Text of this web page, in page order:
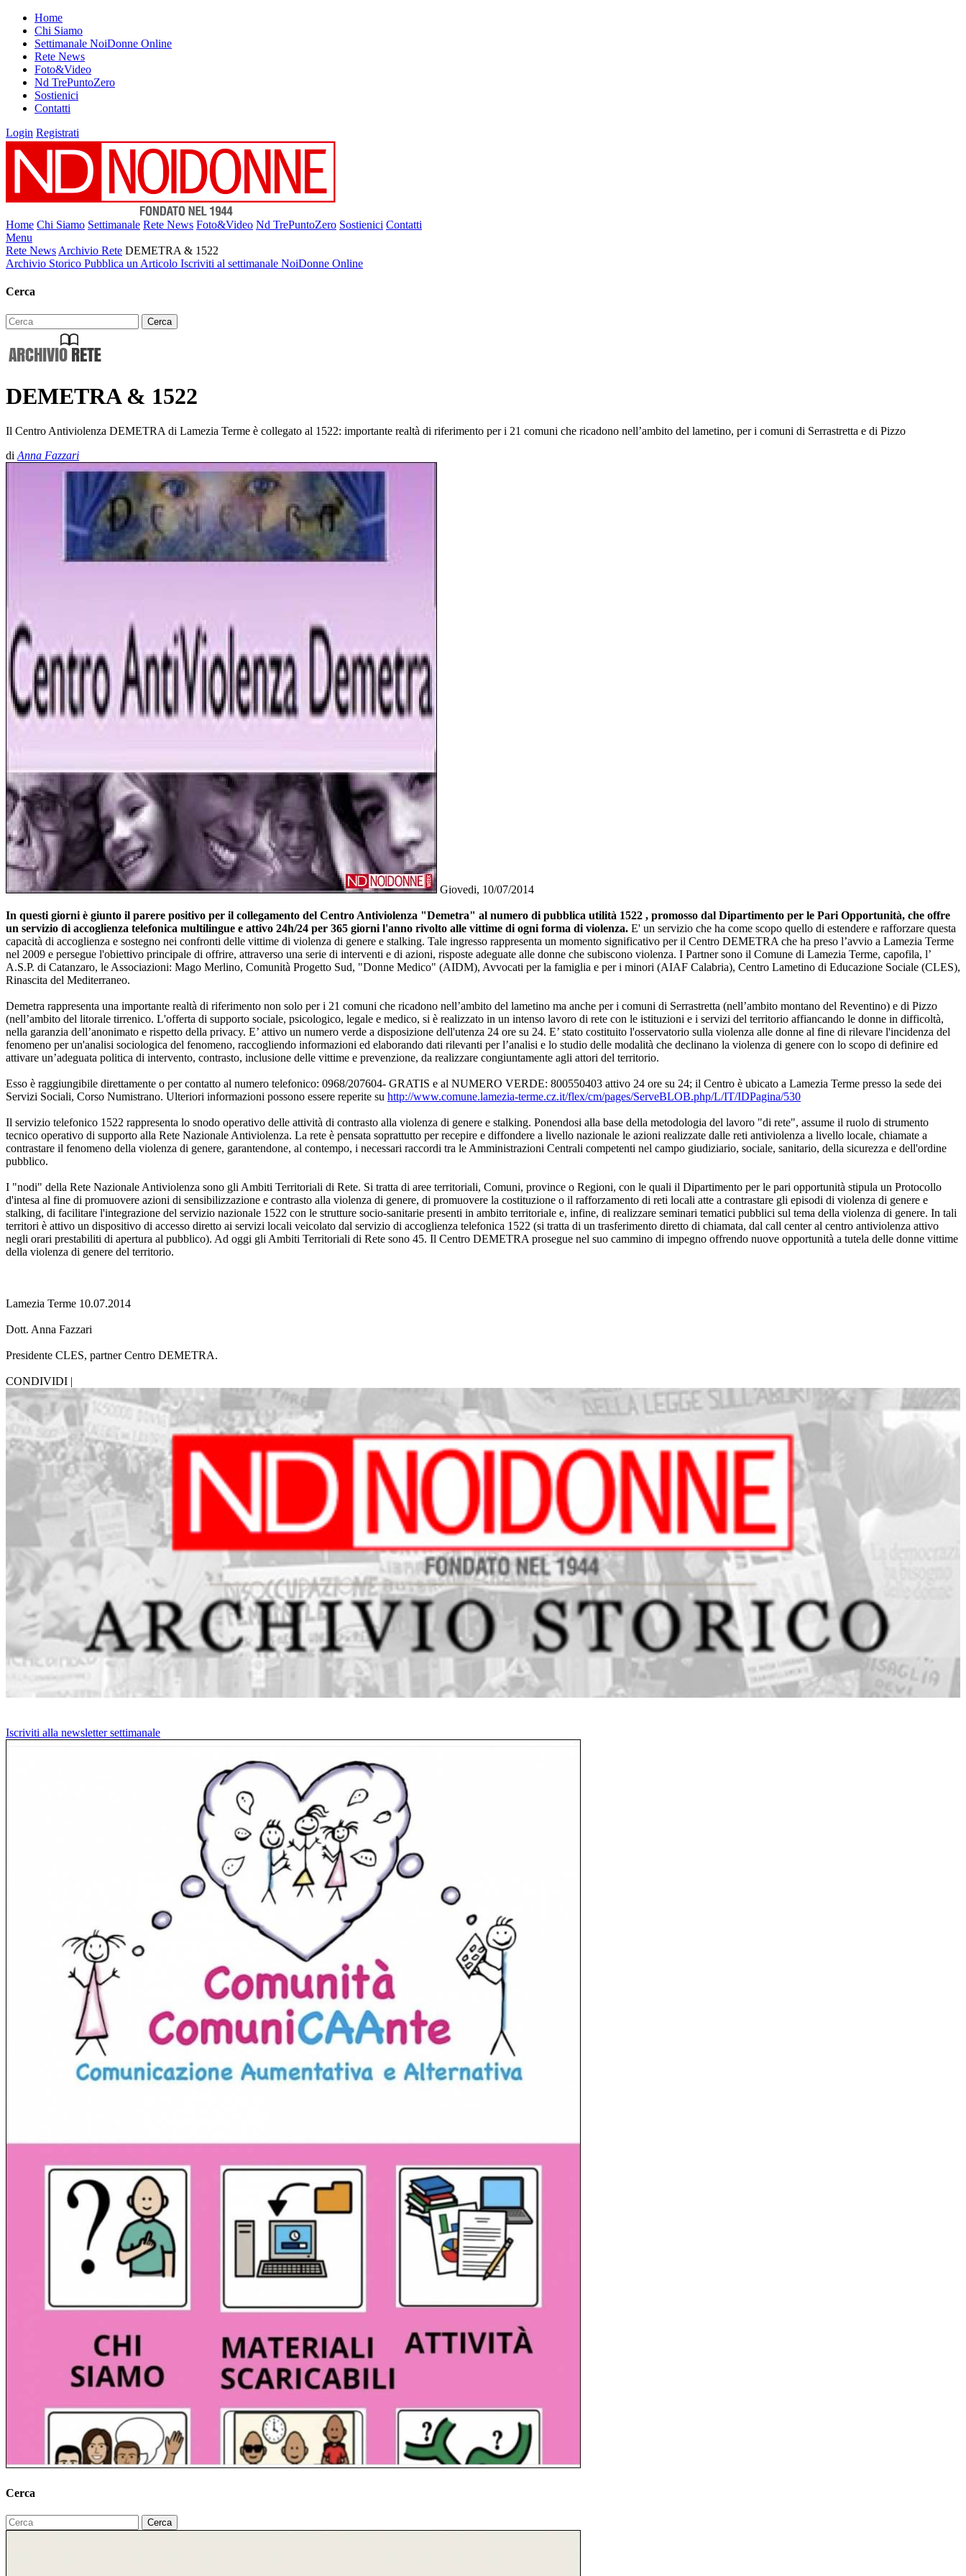
Home
Chi Siamo
Settimanale NoiDonne Online
Rete News
Foto&Video
Nd TrePuntoZero
Sostienici
Contatti
Login Registrati
Home Chi Siamo Settimanale Rete News Foto&Video Nd TrePuntoZero Sostienici Contatti
Menu
Rete News Archivio Rete DEMETRA & 1522
Archivio Storico Pubblica un Articolo Iscriviti al settimanale NoiDonne Online
Cerca
DEMETRA & 1522
Il Centro Antiviolenza DEMETRA di Lamezia Terme è collegato al 1522: importante realtà di riferimento per i 21 comuni che ricadono nell’ambito del lametino, per i comuni di Serrastretta e di Pizzo
diAnna Fazzari
Giovedi, 10/07/2014
In questi giorni è giunto il parere positivo per il collegamento del Centro Antiviolenza "Demetra" al numero di pubblica utilità 1522 , promosso dal Dipartimento per le Pari Opportunità, che offre
un servizio di accoglienza telefonica multilingue e attivo 24h/24 per 365 giorni l'anno rivolto alle vittime di ogni forma di violenza. E' un servizio che ha come scopo quello di estendere e rafforzare questa
capacità di accoglienza e sostegno nei confronti delle vittime di violenza di genere e stalking. Tale ingresso rappresenta un momento significativo per il Centro DEMETRA che ha preso l’avvio a Lamezia Terme
nel 2009 e persegue l'obiettivo principale di offrire, attraverso una serie di interventi e di azioni, risposte adeguate alle donne che subiscono violenza. I Partner sono il Comune di Lamezia Terme, capofila, l’
A.S.P. di Catanzaro, le Associazioni: Mago Merlino, Comunità Progetto Sud, "Donne Medico" (AIDM), Avvocati per la famiglia e per i minori (AIAF Calabria), Centro Lametino di Educazione Sociale (CLES),
Rinascita del Mediterraneo.
Demetra rappresenta una importante realtà di riferimento non solo per i 21 comuni che ricadono nell’ambito del lametino ma anche per i comuni di Serrastretta (nell’ambito montano del Reventino) e di Pizzo
(nell’ambito del litorale tirrenico. L'offerta di supporto sociale, psicologico, legale e medico, si è realizzato in un intenso lavoro di rete con le istituzioni e i servizi del territorio affiancando le donne in difficoltà,
nella garanzia dell’anonimato e rispetto della privacy. E’ attivo un numero verde a disposizione dell'utenza 24 ore su 24. E’ stato costituito l'osservatorio sulla violenza alle donne al fine di rilevare l'incidenza del
fenomeno per un'analisi sociologica del fenomeno, raccogliendo informazioni ed elaborando dati rilevanti per l’analisi e lo studio delle modalità che declinano la violenza di genere con lo scopo di definire ed
attivare un’adeguata politica di intervento, contrasto, inclusione delle vittime e prevenzione, da realizzare congiuntamente agli attori del territorio.
Esso è raggiungibile direttamente o per contatto al numero telefonico: 0968/207604- GRATIS e al NUMERO VERDE: 800550403 attivo 24 ore su 24; il Centro è ubicato a Lamezia Terme presso la sede dei
Servizi Sociali, Corso Numistrano. Ulteriori informazioni possono essere reperite su http://www.comune.lamezia-terme.cz.it/flex/cm/pages/ServeBLOB.php/L/IT/IDPagina/530
Il servizio telefonico 1522 rappresenta lo snodo operativo delle attività di contrasto alla violenza di genere e stalking. Ponendosi alla base della metodologia del lavoro "di rete", assume il ruolo di strumento
tecnico operativo di supporto alla Rete Nazionale Antiviolenza. La rete è pensata soprattutto per recepire e diffondere a livello nazionale le azioni realizzate dalle reti antiviolenza a livello locale, chiamate a
contrastare il fenomeno della violenza di genere, garantendone, al contempo, i necessari raccordi tra le Amministrazioni Centrali competenti nel campo giudiziario, sociale, sanitario, della sicurezza e dell'ordine
pubblico.
I "nodi" della Rete Nazionale Antiviolenza sono gli Ambiti Territoriali di Rete. Si tratta di aree territoriali, Comuni, province o Regioni, con le quali il Dipartimento per le pari opportunità stipula un Protocollo
d'intesa al fine di promuovere azioni di sensibilizzazione e contrasto alla violenza di genere, di promuovere la costituzione o il rafforzamento di reti locali atte a contrastare gli episodi di violenza di genere e
stalking, di facilitare l'integrazione del servizio nazionale 1522 con le strutture socio-sanitarie presenti in ambito territoriale e, infine, di realizzare seminari tematici pubblici sul tema della violenza di genere. In tali
territori è attivo un dispositivo di accesso diretto ai servizi locali veicolato dal servizio di accoglienza telefonica 1522 (si tratta di un trasferimento diretto di chiamata, dal call center al centro antiviolenza attivo
negli orari prestabiliti di apertura al pubblico). Ad oggi gli Ambiti Territoriali di Rete sono 45. Il Centro DEMETRA prosegue nel suo cammino di impegno offrendo nuove opportunità a tutela delle donne vittime
della violenza di genere del territorio.
Lamezia Terme 10.07.2014
Dott. Anna Fazzari
Presidente CLES, partner Centro DEMETRA.
CONDIVIDI |
Iscriviti alla newsletter settimanale
Cerca